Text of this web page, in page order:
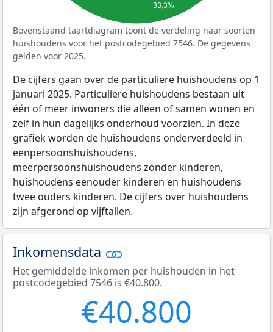
33,3%
Bovenstaand taartdiagram toont de verdeling naar soorten
huishoudens voor het postcodegebied 7546. De gegevens
gelden voor 2025.
De cijfers gaan over de particuliere huishoudens op 1
januari 2025. Particuliere huishoudens bestaan uit
één of meer inwoners die alleen of samen wonen en
zelf in hun dagelijks onderhoud voorzien. In deze
grafiek worden de huishoudens onderverdeeld in
eenpersoonshuishoudens,
meerpersoonshuishoudens zonder kinderen,
huishoudens eenouder kinderen en huishoudens
twee ouders kinderen. De cijfers over huishoudens
zijn afgerond op vijftallen.
Inkomensdata
Het gemiddelde inkomen per huishouden in het
postcodegebied 7546 is €40.800.
€40.800